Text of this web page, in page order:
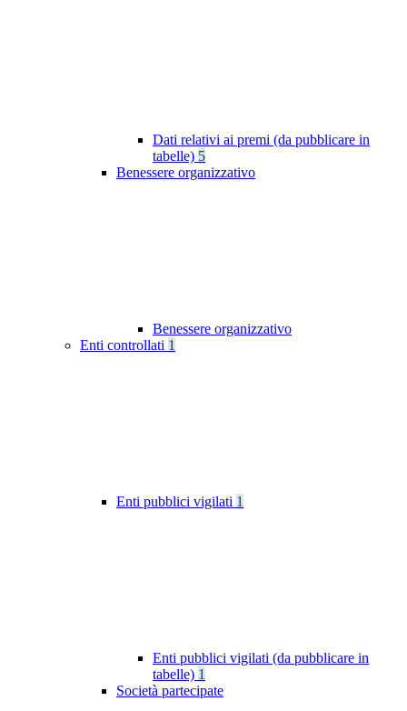
Dati relativi ai premi (da pubblicare in
tabelle) 5
Benessere organizzativo
Benessere organizzativo
Enti controllati 1
Enti pubblici vigilati 1
Enti pubblici vigilati (da pubblicare in
tabelle) 1
Società partecipate